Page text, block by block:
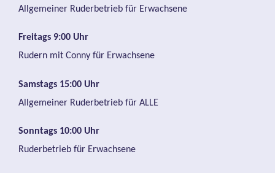
Allgemeiner Ruderbetrieb für Erwachsene
Freitags 9:00 Uhr
Rudern mit Conny für Erwachsene
Samstags 15:00 Uhr
Allgemeiner Ruderbetrieb für ALLE
Sonntags 10:00 Uhr
Ruderbetrieb für Erwachsene